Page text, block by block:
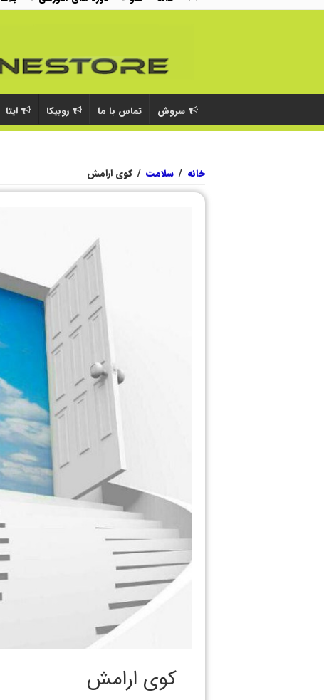
سروش تماس با ما روبیکا ایتا
خانه / سلامت / کوی ارامش
کوی ارامش